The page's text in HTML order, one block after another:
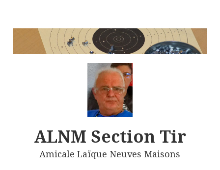
ALNM Section Tir
Amicale Laïque Neuves Maisons